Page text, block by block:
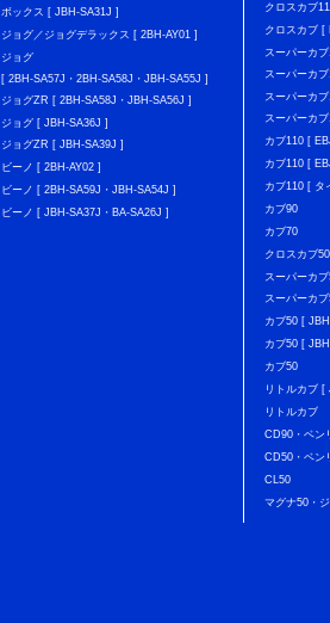
ボックス [ JBH-SA31J ]
ジョグ／ジョグデラックス [ 2BH-AY01 ]
ジョグ
[ 2BH-SA57J・2BH-SA58J・JBH-SA55J ]
ジョグZR [ 2BH-SA58J・JBH-SA56J ]
ジョグ [ JBH-SA36J ]
ジョグZR [ JBH-SA39J ]
ビーノ [ 2BH-AY02 ]
ビーノ [ 2BH-SA59J・JBH-SA54J ]
ビーノ [ JBH-SA37J・BA-SA26J ]
クロスカブ
クロスカブ [
スーパーカ
スーパーカ
スーパーカ
スーパーカ
カブ110 [
カブ110 [
カブ110 [ タ
カブ90
カブ70
クロスカブ
スーパーカ
スーパーカ
カブ50 [
カブ50 [
カブ50
リトルカブ
リトルカブ
CD90・ベン
CD50・ベン
CL50
マグナ50・